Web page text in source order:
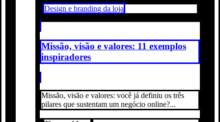
Design e branding da loja
Missão, visão e valores: 11 exemplos
inspiradores
Missão, visão e valores: você já definiu os três
pilares que sustentam um negócio online?...